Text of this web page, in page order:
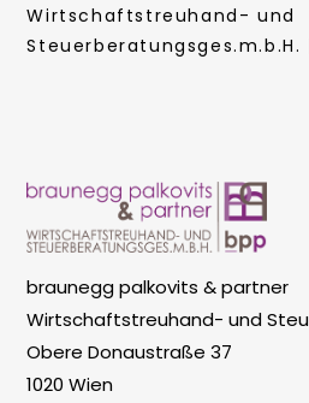
Wirtschaftstreuhand- und
braunegg palkovits & partner
Wirtschaftstreuhand- und
Obere Donaustraße 37
1020 Wien